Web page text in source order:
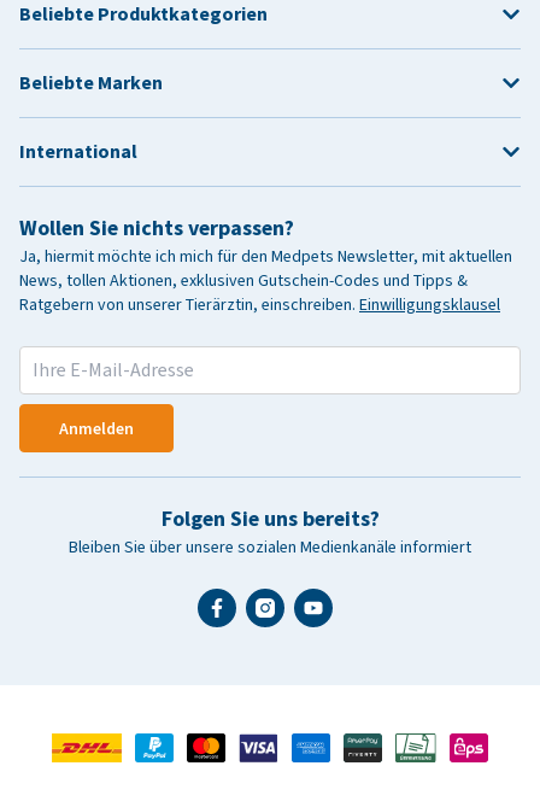
Wollen Sie nichts verpassen?
Ja, hiermit möchte ich mich für den Medpets Newsletter, mit aktuellen
News, tollen Aktionen, exklusiven Gutschein-Codes und Tipps &
Ratgebern von unserer Tierärztin, einschreiben. Einwilligungsklausel
Anmelden
Folgen Sie uns bereits?
Bleiben Sie über unsere sozialen Medienkanäle informiert
Beliebte Produktkategorien
Beliebte Marken
International